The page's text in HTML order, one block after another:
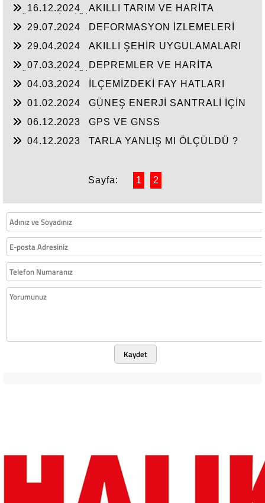
16.12.2024
AKILLI TARIM VE HARİTA
29.07.2024
DEFORMASYON İZLEMELERİ
29.04.2024
AKILLI ŞEHİR UYGULAMALARI
07.03.2024
DEPREMLER VE HARİTA
04.03.2024
İLÇEMİZDEKİ FAY HATLARI
01.02.2024
GÜNEŞ ENERJİ SANTRALİ İÇİN
06.12.2023
GPS VE GNSS
04.12.2023
TARLA YANLIŞ MI ÖLÇÜLDÜ ?
Sayfa: 1 2
Kaydet